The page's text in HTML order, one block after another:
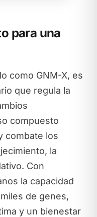
para una
como GNM-X, es
que regula la
compuesto
combate los
la
Con
la capacidad
de genes,
y un bienestar